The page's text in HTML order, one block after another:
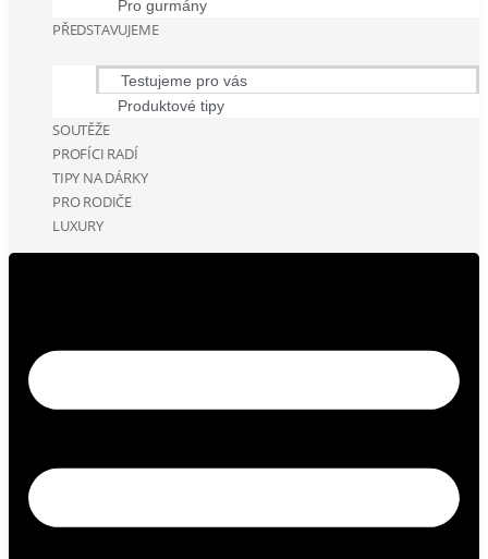
Pro gurmány
PŘEDSTAVUJEME
Testujeme pro vás
Produktové tipy
SOUTĚŽE
PROFÍCI RADÍ
TIPY NA DÁRKY
PRO RODIČE
LUXURY